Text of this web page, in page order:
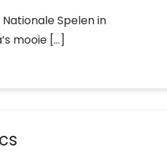
Spelen in
mooie […]